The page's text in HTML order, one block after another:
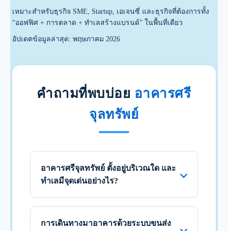
เหมาะสำหรับธุรกิจ SME, Startup, เอเจนซี่ และธุรกิจที่ต้องการทั้ง
“ออฟฟิศ + การตลาด + ทำเลสร้างแบรนด์” ในพื้นที่เดียว
อัปเดตข้อมูลล่าสุด: พฤษภาคม 2026
คำถามที่พบบ่อย อาคารศรี
จุลทรัพย์
อาคารศรีจุลทรัพย์ ตั้งอยู่บริเวณใด และ
ทำเลมีจุดเด่นอย่างไร?
การเดินทางมาอาคารด้วยระบบขนส่ง